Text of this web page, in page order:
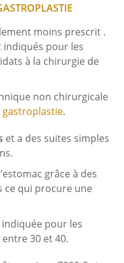
moins prescrit .
indiqués pour les
à la chirurgie de
non chirurgicale
gastroplastie.
et a des suites simples
grâce à des
ce qui procure une
pour les
entre 30 et 40.